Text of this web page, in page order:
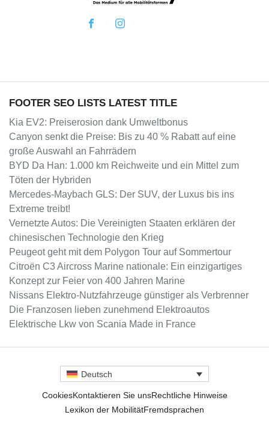
FOOTER SEO LISTS LATEST TITLE
Kia EV2: Preiserosion dank Umweltbonus
Canyon senkt die Preise: Bis zu 40 % Rabatt auf eine
große Auswahl an Fahrrädern
BYD Da Han: 1.000 km Reichweite und ein Mittel zum
Töten der Hybriden
Mercedes-Maybach GLS: Der SUV, der Luxus bis ins
Extreme treibt!
Vernetzte Autos: Die Vereinigten Staaten erklären der
chinesischen Technologie den Krieg
Peugeot geht mit dem Polygon Tour auf Sommertour
Citroën C3 Aircross Marine nationale: Ein einzigartiges
Konzept zur Feier von 400 Jahren Marine
Nissans Elektro-Nutzfahrzeuge günstiger als Verbrenner
Die Franzosen lieben zunehmend Elektroautos
Elektrische Lkw von Scania Made in France
Deutsch
CookiesKontaktieren Sie unsRechtliche Hinweise
Lexikon der MobilitätFremdsprachen